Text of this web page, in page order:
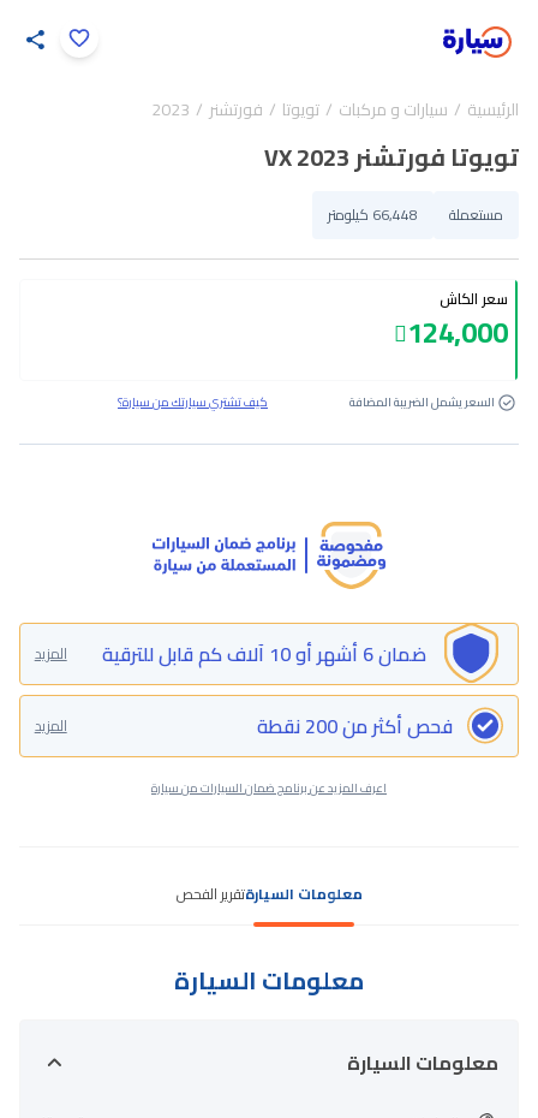
الرئيسية سيارات و مركبات تويوتا فورتشنر 2023
تويوتا فورتشنر VX 2023
مستعملة 66,448 كيلومتر
سعر الكاش
124,000
السعر يشمل الضريبة المضافة كيف تشتري سيارتك من سيارة؟
ضمان 6 أشهر أو 10 آلاف كم قابل للترقية المزيد
فحص أكثر من 200 نقطة المزيد
اعرف المزيد عن برنامج ضمان السيارات من سيارة
معلومات السيارةتقرير الفحص
معلومات السيارة
معلومات السيارة